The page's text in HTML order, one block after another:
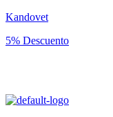
Kandovet
5% Descuento